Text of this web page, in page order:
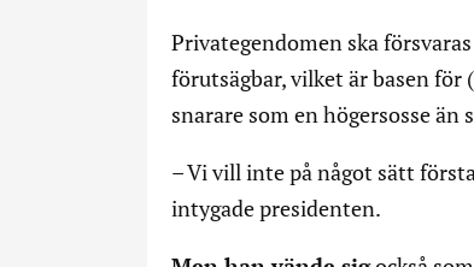
Privategendomen ska
förutsägbar, vilket är basen
snarare som en högersosse
– Vi vill inte på något sätt
intygade presidenten.